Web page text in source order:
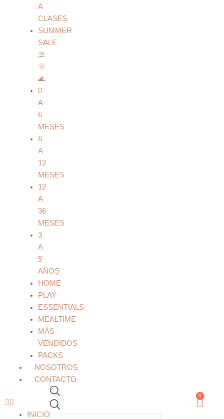
A
CLASES
SUMMER
SALE
⛱️
🌞
🌊
0
A
6
MESES
6
A
12
MESES
12
A
36
MESES
3
A
5
AÑOS
HOME
PLAY
ESSENTIALS
MEALTIME
MÁS
VENDIDOS
PACKS
NOSOTROS
CONTACTO
INICIO
0
Cart